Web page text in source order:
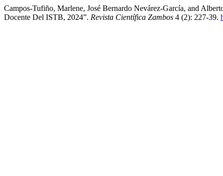
Campos-Tufiño, Marlene, José Bernardo Nevárez-García, and
Docente Del ISTB, 2024”. Revista Científica Zambos 4 (2): 227-39.